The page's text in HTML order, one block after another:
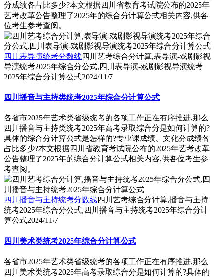
分成绩各占比多少?本文根据四川省教育考试院公布的2025年
艺考改革公告整理了2025年的综合分计算公式相关内容,供各
位考生参考查阅。
四川表导演统考分数线四川艺考综合分计算,表导演-戏剧影视
导演统考2025年综合分公式,四川表导演-戏剧影视导演统考
2025年综合分计算公式2024/11/7
四川播音与主持类统考2025年综合分计算公式
各省市2025年艺术类省级统考的各项工作正在有序推进,那么
四川播音与主持类统考2025年高考录取综合分是如何计算的?
具体的综合分计算公式是怎样的?专业课成绩、文化分成绩各
占比多少?本文根据四川省教育考试院公布的2025年艺考改革
公告整理了2025年的综合分计算公式相关内容,供各位考生参
考查阅。
四川播音与主持统考分数线四川艺考综合分计算,播音与主持
统考2025年综合分公式,四川播音与主持统考2025年综合分计
算公式2024/11/7
四川美术类统考2025年综合分计算公式
各省市2025年艺术类省级统考的各项工作正在有序推进,那么
四川美术类统考2025年高考录取综合分是如何计算的?具体的